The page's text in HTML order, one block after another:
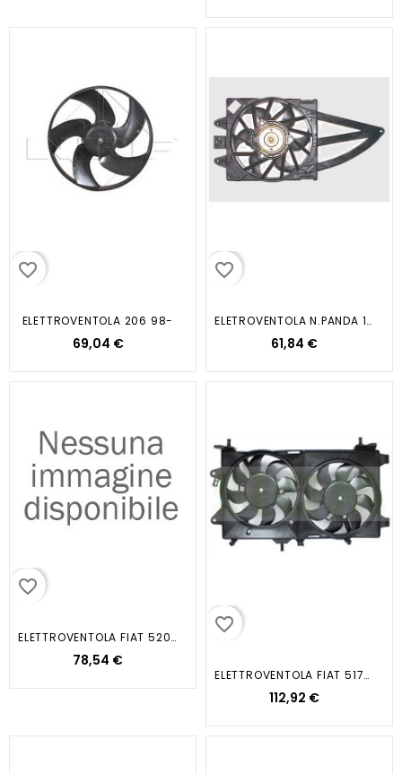
favorite_border
ELETTROVENTOLA 206 98-
69,04 €
favorite_border
ELETROVENTOLA N.PANDA 1.3 MJET...
61,84 €
favorite_border
ELETTROVENTOLA FIAT 52092163 12...
78,54 €
favorite_border
ELETTROVENTOLA FIAT 51753623 12V...
112,92 €